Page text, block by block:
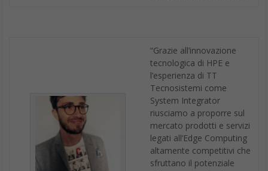
“Grazie all’innovazione
tecnologica di HPE e
l’esperienza di TT
Tecnosistemi come
System Integrator
riusciamo a proporre sul
mercato prodotti e servizi
legati all’Edge Computing
altamente competitivi che
sfruttano il potenziale